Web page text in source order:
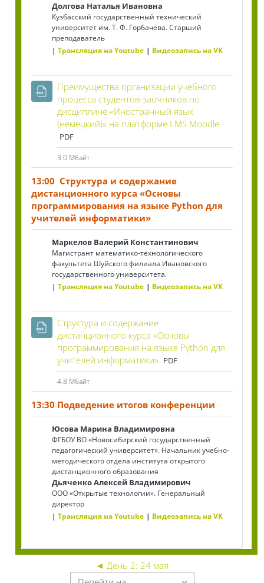
Долгова Наталья Ивановна
Кузбасский государственный технический
университет им. Т. Ф. Горбачева. Старший
преподаватель
Трансляция на Youtube
Видеозапись на VK
Преимущества организации учебного
процесса студентов-заочников по
дисциплине «Иностранный язык
(немецкий)» на платформе LMS MoodleФайл
PDF
3.0 Мбайт
13:00 Структура и содержание
дистанционного курса «Основы
программирования на языке Python для
учителей информатики»
Маркелов Валерий Константинович
Магистрант математико-технологического
факультета Шуйского филиала Ивановского
государственного университета.
Трансляция на Youtube
Видеозапись на VK
Структура и содержание
дистанционного курса «Основы
программирования на языке Python для
учителей информатики» Файл
PDF
4.8 Мбайт
13:30 Подведение итогов конференции
Юсова Марина Владимировна
ФГБОУ ВО «Новосибирский государственный
педагогический университет». Начальник учебно-
методического отдела института открытого
дистанционного образования
Дьяченко Алексей Владимирович
ООО «Открытые технологии». Генеральный
директор
Трансляция на Youtube
Видеозапись на VK
◄ День 2: 24 мая